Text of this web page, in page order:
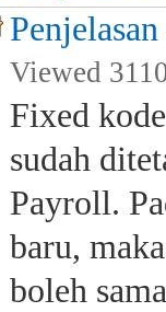
Viewed
Fixed
sudah
Payroll.
baru,
boleh